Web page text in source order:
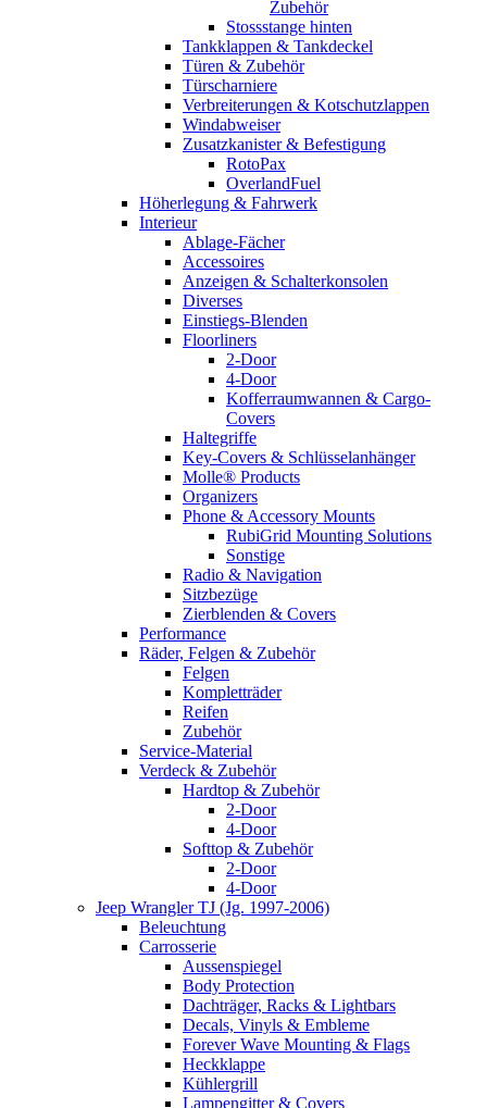
Zubehör
Stossstange hinten
Tankklappen & Tankdeckel
Türen & Zubehör
Türscharniere
Verbreiterungen & Kotschutzlappen
Windabweiser
Zusatzkanister & Befestigung
RotoPax
OverlandFuel
Höherlegung & Fahrwerk
Interieur
Ablage-Fächer
Accessoires
Anzeigen & Schalterkonsolen
Diverses
Einstiegs-Blenden
Floorliners
2-Door
4-Door
Kofferraumwannen & Cargo-
Covers
Haltegriffe
Key-Covers & Schlüsselanhänger
Molle® Products
Organizers
Phone & Accessory Mounts
RubiGrid Mounting Solutions
Sonstige
Radio & Navigation
Sitzbezüge
Zierblenden & Covers
Performance
Räder, Felgen & Zubehör
Felgen
Kompletträder
Reifen
Zubehör
Service-Material
Verdeck & Zubehör
Hardtop & Zubehör
2-Door
4-Door
Softtop & Zubehör
2-Door
4-Door
Jeep Wrangler TJ (Jg. 1997-2006)
Beleuchtung
Carrosserie
Aussenspiegel
Body Protection
Dachträger, Racks & Lightbars
Decals, Vinyls & Embleme
Forever Wave Mounting & Flags
Heckklappe
Kühlergrill
Lampengitter & Covers